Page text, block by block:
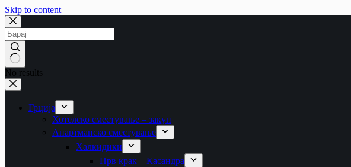
Skip to content
No results
Грција
Хотелско сместување – закуп
Апартманско сместување
Халкидики
Прв крак – Касандра